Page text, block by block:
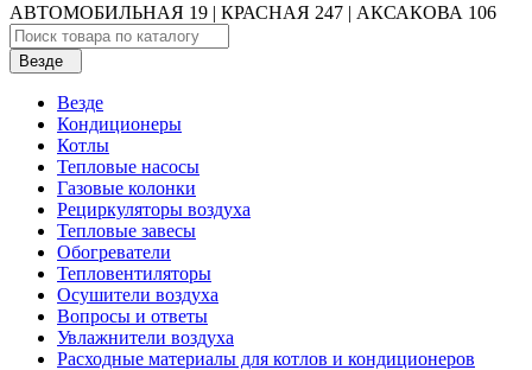
АВТОМОБИЛЬНАЯ 19 | КРАСНАЯ 247 | АКСАКОВА 106
Везде
Везде
Кондиционеры
Котлы
Тепловые насосы
Газовые колонки
Рециркуляторы воздуха
Тепловые завесы
Обогреватели
Тепловентиляторы
Осушители воздуха
Вопросы и ответы
Увлажнители воздуха
Расходные материалы для котлов и кондиционеров